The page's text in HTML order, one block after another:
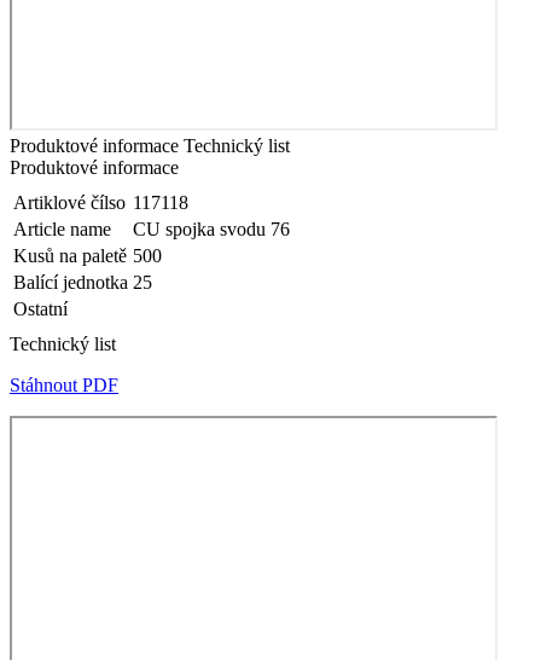
Produktové informace Technický list
Produktové informace
Artiklové čílso 117118
Article name
CU spojka svodu 76
Kusů na paletě 500
Balící jednotka 25
Ostatní
Technický list
Stáhnout PDF